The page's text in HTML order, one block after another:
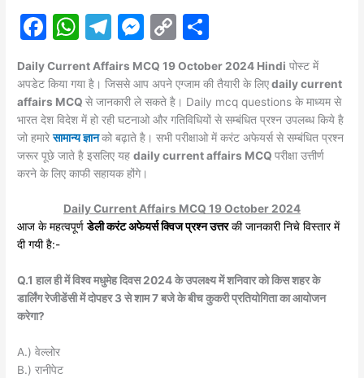
F
c
e
b
o
o
W
at
s
A
p
p
T
e
gr
a
m
M
s
s
e
n
g
er
C
p
y
Li
n
ar
e
Daily Current Affairs MCQ 19 October 2024 Hindi पोस्ट में
अपडेट किया गया है। जिससे आप अपने एग्जाम की तैयारी के लिएdaily current
affairs MCQ से जानकारी ले सकते है। Daily mcq questions के माध्यम से
भारत देश विदेश में हो रही घटनाओ और गतिविधियों से सम्बंधित प्रश्न उपलब्ध किये है
जो हमारेसामान्य ज्ञानको बढ़ाते है। सभी परीक्षाओ में करंटअफेयर्ससे सम्बंधित प्रश्न
जरूर पूछे जाते है इसलिए यहdaily current affairs MCQपरीक्षा उत्तीर्ण
करने के लिए काफी सहायक होंगे।
Daily Current Affairs MCQ 19 October 2024
आज के महत्वपूर्णडेली करंट अफेयर्स क्विज प्रश्न उत्तरकी जानकारी निचे विस्तार में
दी गयी है:-
Q.1 हाल ही में विश्व मधुमेह दिवस 2024 के उपलक्ष्य में शनिवार को किस शहर के
डार्लिंग रेजीडेंसी में दोपहर 3 से शाम 7 बजे के बीच कुकरी प्रतियोगिता का आयोजन
करेगा?
A.) वेल्लोर
B.) रानीपेट